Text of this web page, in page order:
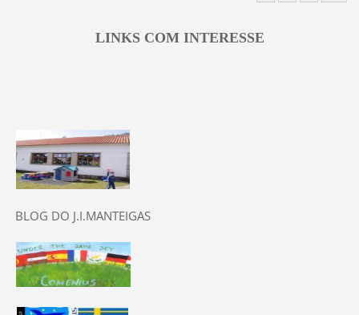
LINKS COM INTERESSE
BLOG DO J.I.MANTEIGAS